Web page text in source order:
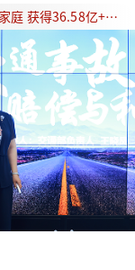
已帮助 20000+个家庭 获得36.58亿+赔偿款